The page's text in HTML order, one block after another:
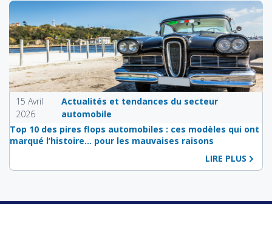
15 Avril
2026
Actualités et tendances du secteur
automobile
Top 10 des pires flops automobiles : ces modèles qui ont
marqué l’histoire… pour les mauvaises raisons
LIRE PLUS